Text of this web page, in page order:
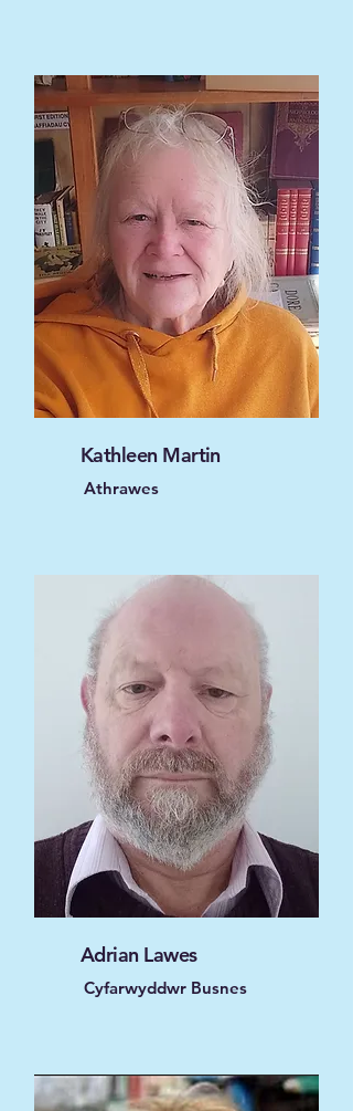
Kathleen Martin
Athrawes
Adrian Lawes
Cyfarwyddwr Busnes